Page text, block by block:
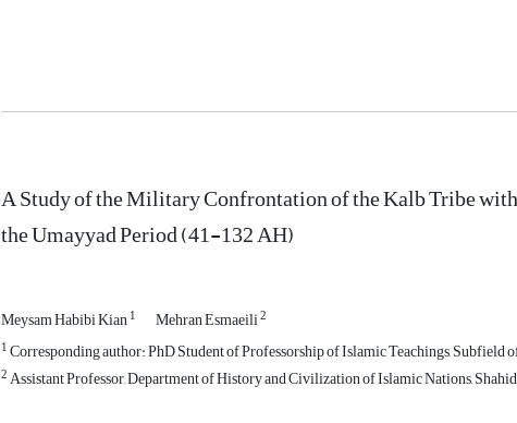
A Study of the Military Confrontation of the Kalb Tribe
the Umayyad Period (41-132 AH)
Meysam Habibi Kian1 Mehran Esmaeili2
1Corresponding author: PhD Student of Professorship of Islamic Teachings,
2Assistant Professor, Department of History and Civilization of Islamic Nations,